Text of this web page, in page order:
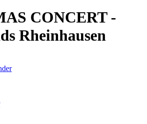
CONCERT -
Rheinhausen